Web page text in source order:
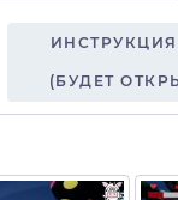
(БУДЕТ